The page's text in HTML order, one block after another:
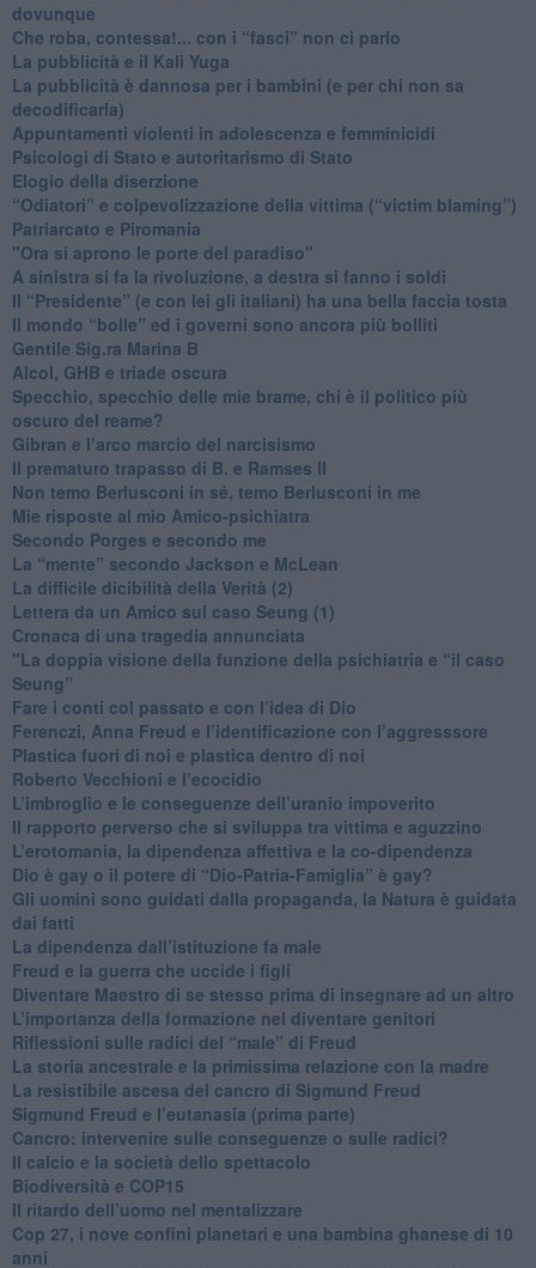
dovunque
​Che roba, contessa!... con i “fasci” non ci parlo
La pubblicità e il Kali Yuga
​La pubblicità è dannosa per i bambini (e per chi non sa
decodificarla)
​Appuntamenti violenti in adolescenza e femminicidi
​Psicologi di Stato e autoritarismo di Stato
Elogio della diserzione
“Odiatori” e colpevolizzazione della vittima (“victim blaming”)
​Patriarcato e Piromania
"Ora si aprono le porte del paradiso"
​A sinistra si fa la rivoluzione, a destra si fanno i soldi
​Il “Presidente” (e con lei gli italiani) ha una bella faccia tosta
​Il mondo “bolle” ed i governi sono ancora più bolliti
​Gentile Sig.ra Marina B
​Alcol, GHB e triade oscura
​Specchio, specchio delle mie brame, chi è il politico più
oscuro del reame?
​Gibran e l’arco marcio del narcisismo
​Il prematuro trapasso di B. e Ramses II
​Non temo Berlusconi in sé, temo Berlusconi in me
​Mie risposte al mio Amico-psichiatra
​Secondo Porges e secondo me
​La “mente” secondo Jackson e McLean
La difficile dicibilità della Verità (2)
​Lettera da un Amico sul caso Seung (1)
​Cronaca di una tragedia annunciata
"​La doppia visione della funzione della psichiatria e “il caso
Seung”
​Fare i conti col passato e con l’idea di Dio
​Ferenczi, Anna Freud e l’identificazione con l’aggresssore
Plastica fuori di noi e plastica dentro di noi
​Roberto Vecchioni e l’ecocidio
​L’imbroglio e le conseguenze dell’uranio impoverito
​Il rapporto perverso che si sviluppa tra vittima e aguzzino
L’erotomania, la dipendenza affettiva e la co-dipendenza
​Dio è gay o il potere di “Dio-Patria-Famiglia” è gay?
​Gli uomini sono guidati dalla propaganda, la Natura è guidata
dai fatti
La dipendenza dall’istituzione fa male
​Freud e la guerra che uccide i figli
​Diventare Maestro di se stesso prima di insegnare ad un altro
L’importanza della formazione nel diventare genitori
Riflessioni sulle radici del “male” di Freud
​La storia ancestrale e la primissima relazione con la madre
​La resistibile ascesa del cancro di Sigmund Freud
Sigmund Freud e l’eutanasia (prima parte)
Cancro: intervenire sulle conseguenze o sulle radici?
​Il calcio e la società dello spettacolo
Biodiversità e COP15
​Il ritardo dell’uomo nel mentalizzare
​Cop 27, i nove confini planetari e una bambina ghanese di 10
anni